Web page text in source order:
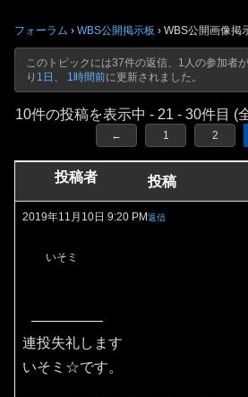
フォーラム › WBS公開掲示板 › WBS公開画像掲
このトピックには37件の返信、1人の参加者
り 1日、 1時間前に更新されました。
10件の投稿を表示中 - 21 - 30件目 (
← 1 2
投稿者 投稿
2019年11月10日 9:20 PM返信
いそミ
連投失礼します
いそミ☆です。